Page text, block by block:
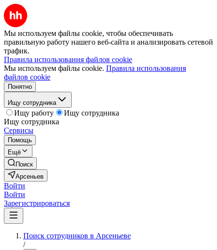
Мы используем файлы cookie, чтобы обеспечивать
правильную работу нашего веб-сайта и анализировать сетевой
трафик.
Правила использования файлов cookie
Мы используем файлы cookie. Правила использования
файлов cookie
Понятно
Ищу сотрудника
Ищу работу
Ищу сотрудника
Ищу сотрудника
Сервисы
Помощь
Ещё
Поиск
Арсеньев
Войти
Войти
Зарегистрироваться
Поиск сотрудников в Арсеньеве
/